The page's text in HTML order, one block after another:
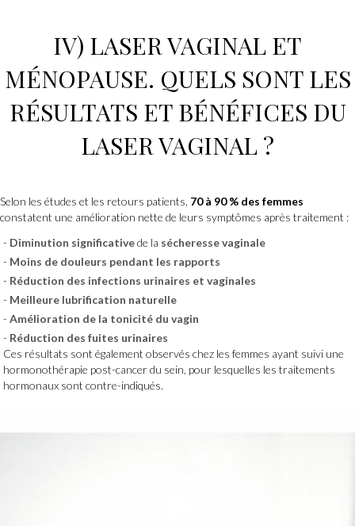
IV) LASER VAGINAL ET
MÉNOPAUSE. QUELS SONT LES
RÉSULTATS ET BÉNÉFICES DU
LASER VAGINAL ?
Selon les études et les retours patients, 70 à 90 % des femmes
constatent une amélioration nette de leurs symptômes après traitement :
Diminution significativede la sécheresse vaginale
Moins de douleurs pendant les rapports
Réduction des infections urinaires et vaginales
Meilleure lubrification naturelle
Amélioration de la tonicité du vagin
Réduction des fuites urinaires
Ces résultats sont également observés chez les femmes ayant suivi une
hormonothérapie post-cancer du sein, pour lesquelles les traitements
hormonaux sont contre-indiqués.